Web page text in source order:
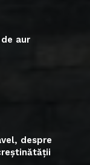
aur
despre